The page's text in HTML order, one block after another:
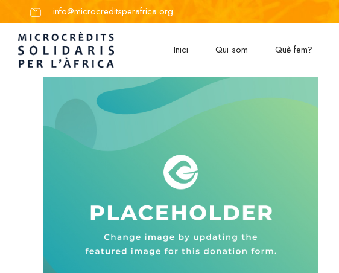
info@microcreditsperafrica.org
Inici Qui som Què fem?